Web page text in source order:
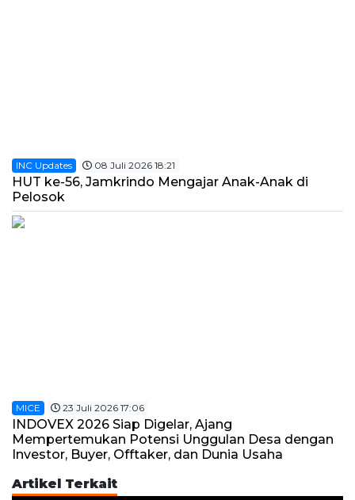
INC Updates 08 Juli 2026 18:21
HUT ke-56, Jamkrindo Mengajar Anak-Anak di
Pelosok
MICE 23 Juli 2026 17:06
INDOVEX 2026 Siap Digelar, Ajang
Mempertemukan Potensi Unggulan Desa dengan
Investor, Buyer, Offtaker, dan Dunia Usaha
Artikel Terkait